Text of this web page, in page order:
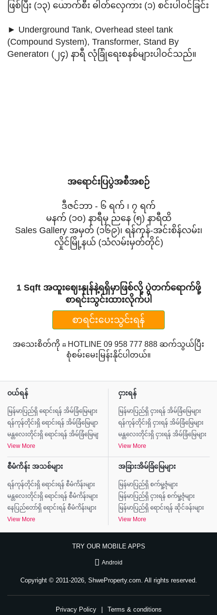
ဖြစ်ပြီး (၁၃) ယောက်စီး ဓါတ်လှေကား (၁) စင်းပါဝင်ခြင်း
► Underground Tank, Overhead steel tank
(Compound System), Transformer, Stand By
Generator၊ (၂၄) နာရီ လုံခြုံရေးစနစ်များပါဝင်သည်။
အရောင်းပြပွဲအစီအစဉ်
ဒီဇင်ဘာ - ၆ ရက် ၊ ၇ ရက်
မနက် (၁၀) နာရီမှ ညနေ (၅) နာရီထိ
Sales Gallery အမှတ် (၁၆၉)၊ ရန်ကုန်-အင်းစိန်လမ်း၊
လှိုင်မြို့နယ် (သံလမ်းမှတ်တိုင်)
1 Sqft အထူးဈေးနှုန်နဲ့ရရှိမှာဖြစ်လို့ ပွဲတက်ရောက်ဖို့
စာရင်းသွင်းထားလိုက်ပါ
စာရင်းပေးသွင်းရန်
အသေးစိတ်ကို ☎ HOTLINE 09 958 777 888 ဆက်သွယ်ပြီး
စုံစမ်းမေးမြန်းနိုင်ပါတယ်။
ဝယ်ရန်
မြန်မာပြည်ရှိ ရောင်းရန် အိမ်ခြံမြေများ
ရန်ကုန်တိုင်းရှိ ရောင်းရန် အိမ်ခြံမြေများ
မန္တလေးတိုင်းရှိ ရောင်းရန် အိမ်ခြံမြေများ
View More
ငှားရန်
မြန်မာပြည်ရှိ ငှားရန် အိမ်ခြံမြေများ
ရန်ကုန်တိုင်းရှိ ငှားရန် အိမ်ခြံမြေများ
မန္တလေးတိုင်းရှိ ငှားရန် အိမ်ခြံမြေများ
View More
စီမံကိန်း အသစ်များ
ရန်ကုန်တိုင်းရှိ ရောင်းရန် စီမံကိန်းများ
မန္တလေးတိုင်းရှိ ရောင်းရန် စီမံကိန်းများ
နေပြည်တော်ရှိ ရောင်းရန် စီမံကိန်းများ
View More
အခြားအိမ်ခြံမြေများ
မြန်မာပြည်ရှိ စက်မှု့ဇုံများ
မြန်မာပြည်ရှိ ငှားရန် စက်မှု့ဇုံများ
မြန်မာပြည်ရှိ ရောင်းရန် ဆိုင်ခန်းများ
View More
TRY OUR MOBILE APPS
Android
Copyright © 2011-2026, ShweProperty.com. All rights reserved.
Privacy Policy Terms & conditions